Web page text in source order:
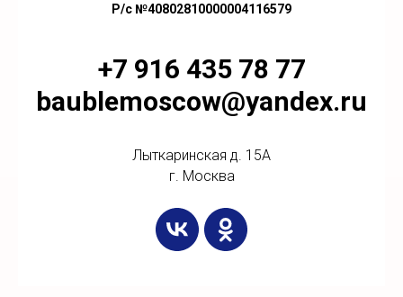
Р/с №40802810000004116579
+7 916 435 78 77
baublemoscow@yandex.ru
Лыткаринская д. 15А
г. Москва